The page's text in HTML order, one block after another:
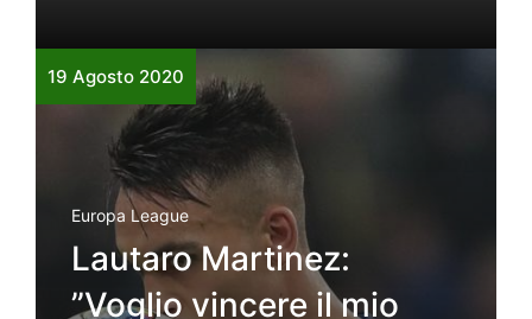
19 Agosto 2020
Europa League
Lautaro Martinez:
”Voglio vincere il mio